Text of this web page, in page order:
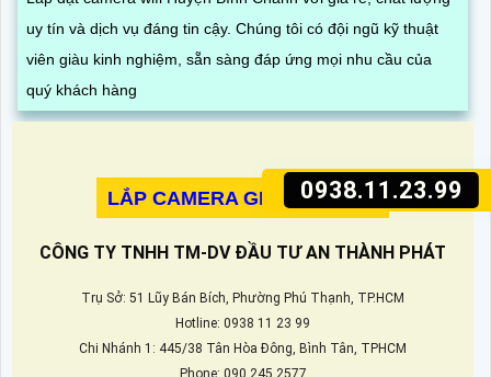
0938.11.23.99
uy tín và dịch vụ đáng tin cậy. Chúng tôi có đội ngũ kỹ thuật
viên giàu kinh nghiệm, sẵn sàng đáp ứng mọi nhu cầu của
quý khách hàng
LẮP CAMERA GIÁM SÁT 360
CÔNG TY TNHH TM-DV ĐẦU TƯ AN THÀNH PHÁT
Trụ Sở: 51 Lũy Bán Bích, Phường Phú Thạnh, TP.HCM
Hotline: 0938 11 23 99
Chi Nhánh 1: 445/38 Tân Hòa Đông, Bình Tân, TPHCM